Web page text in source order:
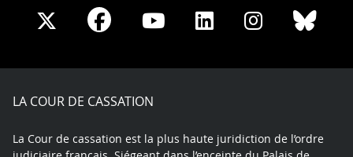
Share
X
Share
Facebook
Share
Youtube
Share
LinkedIn
Share
Instagram
LA COUR DE CASSATION
La Cour de cassation est la plus haute juridiction de l’ordre